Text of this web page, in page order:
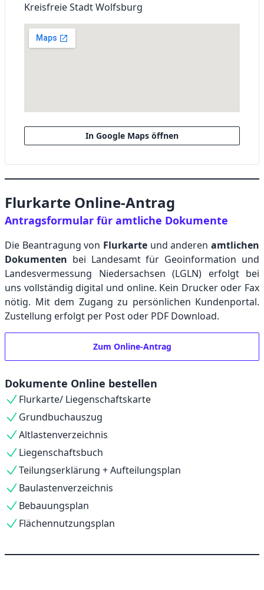
Kreisfreie Stadt Wolfsburg
In Google Maps öffnen
Flurkarte Online-Antrag
Antragsformular für amtliche Dokumente
Die Beantragung von Flurkarte und anderen amtlichen
Dokumenten bei Landesamt für Geoinformation und
Landesvermessung Niedersachsen (LGLN) erfolgt bei
uns vollständig digital und online. Kein Drucker oder Fax
nötig. Mit dem Zugang zu persönlichen Kundenportal.
Zustellung erfolgt per Post oder PDF Download.
Zum Online-Antrag
Dokumente Online bestellen
Flurkarte/ Liegenschaftskarte
Grundbuchauszug
Altlastenverzeichnis
Liegenschaftsbuch
Teilungserklärung + Aufteilungsplan
Baulastenverzeichnis
Bebauungsplan
Flächennutzungsplan